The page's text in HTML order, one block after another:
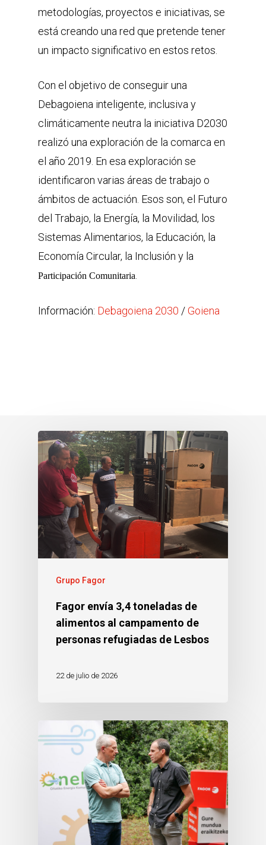
metodologías, proyectos e iniciativas, se
está creando una red que pretende tener
un impacto significativo en estos retos.
Con el objetivo de conseguir una
Debagoiena inteligente, inclusiva y
climáticamente neutra la iniciativa D2030
realizó una exploración de la comarca en
el año 2019. En esa exploración se
identificaron varias áreas de trabajo o
ámbitos de actuación. Esos son, el Futuro
del Trabajo, la Energía, la Movilidad, los
Sistemas Alimentarios, la Educación, la
Economía Circular, la Inclusión y la
Participación Comunitaria
Información: Debagoiena 2030 /Goiena
Grupo Fagor
Fagor envía 3,4 toneladas de
alimentos al campamento de
personas refugiadas de Lesbos
22 de julio de 2026